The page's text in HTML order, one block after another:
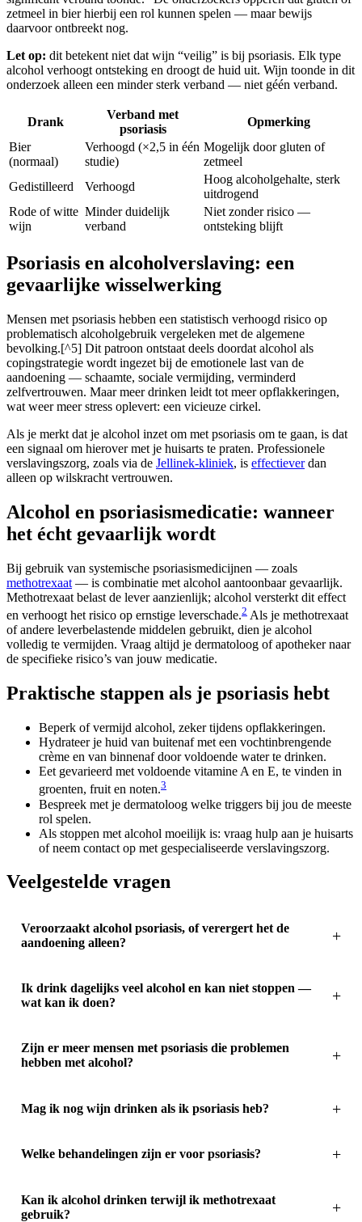
zetmeel in bier hierbij een rol kunnen spelen — maar bewijs
daarvoor ontbreekt nog.
Let op: dit betekent niet dat wijn “veilig” is bij psoriasis. Elk type
alcohol verhoogt ontsteking en droogt de huid uit. Wijn toonde in dit
onderzoek alleen een minder sterk verband — niet géén verband.
Drank
Verband met
psoriasis
Opmerking
Bier
(normaal)
Verhoogd (×2,5 in één
studie)
Mogelijk door gluten of
zetmeel
Gedistilleerd
Verhoogd
Hoog alcoholgehalte, sterk
uitdrogend
Rode of witte
wijn
Minder duidelijk
verband
Niet zonder risico —
ontsteking blijft
Psoriasis en alcoholverslaving: een
gevaarlijke wisselwerking
Mensen met psoriasis hebben een statistisch verhoogd risico op
problematisch alcoholgebruik vergeleken met de algemene
bevolking.[^5] Dit patroon ontstaat deels doordat alcohol als
copingstrategie wordt ingezet bij de emotionele last van de
aandoening — schaamte, sociale vermijding, verminderd
zelfvertrouwen. Maar meer drinken leidt tot meer opflakkeringen,
wat weer meer stress oplevert: een vicieuze cirkel.
Als je merkt dat je alcohol inzet om met psoriasis om te gaan, is dat
een signaal om hierover met je huisarts te praten. Professionele
verslavingszorg, zoals via de Jellinek-kliniek, is effectieverdan
alleen op wilskracht vertrouwen.
Alcohol en psoriasismedicatie: wanneer
het écht gevaarlijk wordt
Bij gebruik van systemische psoriasismedicijnen — zoals
methotrexaat — is combinatie met alcohol aantoonbaar gevaarlijk.
Methotrexaat belast de lever aanzienlijk; alcohol versterkt dit effect
en verhoogt het risico op ernstige leverschade.2 Als je methotrexaat
of andere leverbelastende middelen gebruikt, dien je alcohol
volledig te vermijden. Vraag altijd je dermatoloog of apotheker naar
de specifieke risico’s van jouw medicatie.
Praktische stappen als je psoriasis hebt
Beperk of vermijd alcohol, zeker tijdens opflakkeringen.
Hydrateer je huid van buitenaf met een vochtinbrengende
crème en van binnenaf door voldoende water te drinken.
Eet gevarieerd met voldoende vitamine A en E, te vinden in
groenten, fruit en noten.3
Bespreek met je dermatoloog welke triggers bij jou de meeste
rol spelen.
Als stoppen met alcohol moeilijk is: vraag hulp aan je huisarts
of neem contact op met gespecialiseerde verslavingszorg.
Veelgestelde vragen
Veroorzaakt alcohol psoriasis, of verergert het de
aandoening alleen?
Ik drink dagelijks veel alcohol en kan niet stoppen —
wat kan ik doen?
Zijn er meer mensen met psoriasis die problemen
hebben met alcohol?
Mag ik nog wijn drinken als ik psoriasis heb?
Welke behandelingen zijn er voor psoriasis?
Kan ik alcohol drinken terwijl ik methotrexaat
gebruik?